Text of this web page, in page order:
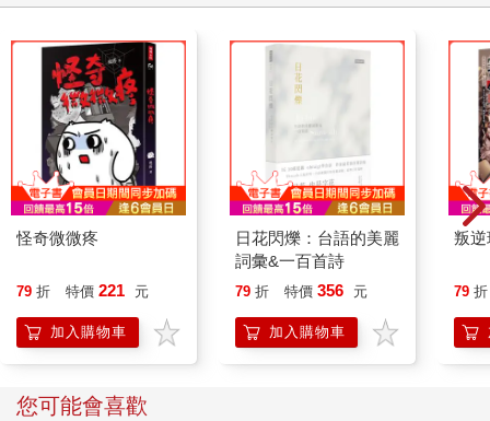
怪奇微微疼
79 折 特價 221 元
加入購物車
日花閃爍：台語的美麗
詞彙&一百首詩
79 折 特價 356 元
加入購物車
叛逆
79 折
您可能會喜歡